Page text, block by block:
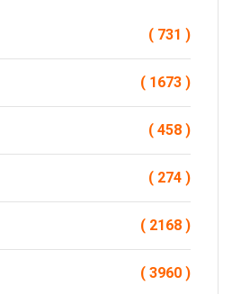
( 731 )
( 1673 )
( 458 )
( 274 )
( 2168 )
( 3960 )